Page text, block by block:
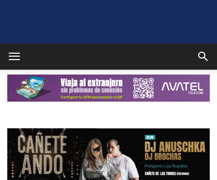
Puente
Genil
Noticias